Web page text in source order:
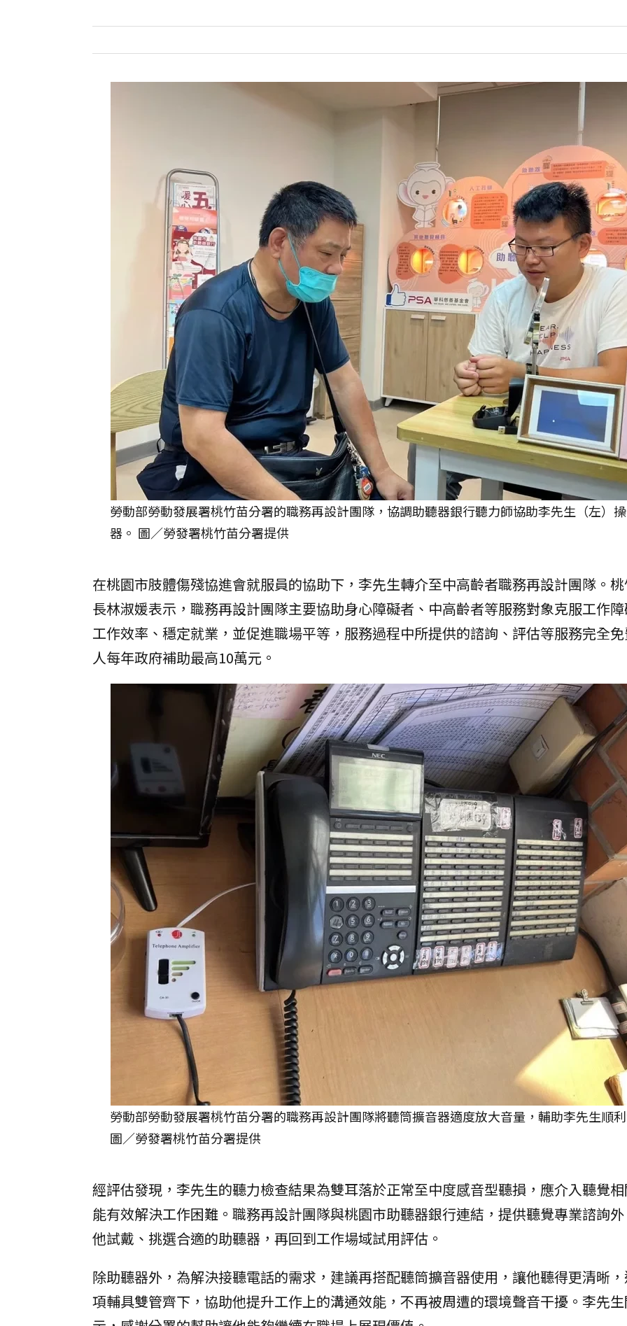
勞動部勞動發展署桃竹苗分署的職務再設計團隊，協調助聽器銀行聽力師協助李先生（左）
器。 圖／勞發署桃竹苗分署提供
在桃園市肢體傷殘協進會就服員的協助下，李先生轉介至中高齡者職務再設計團隊。
長林淑媛表示，職務再設計團隊主要協助身心障礙者、中高齡者等服務對象克服工作
工作效率、穩定就業，並促進職場平等，服務過程中所提供的諮詢、評估等服務完全
人每年政府補助最高10萬元。
勞動部勞動發展署桃竹苗分署的職務再設計團隊將聽筒擴音器適度放大音量，輔助李先生順
圖／勞發署桃竹苗分署提供
經評估發現，李先生的聽力檢查結果為雙耳落於正常至中度感音型聽損，應介入聽覺
能有效解決工作困難。職務再設計團隊與桃園市助聽器銀行連結，提供聽覺專業諮詢
他試戴、挑選合適的助聽器，再回到工作場域試用評估。
除助聽器外，為解決接聽電話的需求，建議再搭配聽筒擴音器使用，讓他聽得更清晰
項輔具雙管齊下，協助他提升工作上的溝通效能，不再被周遭的環境聲音干擾。李先